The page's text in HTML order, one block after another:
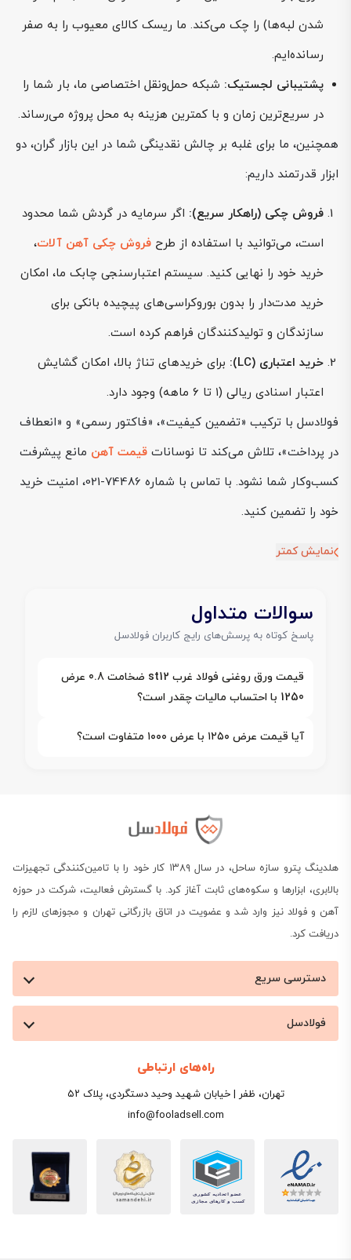
شدن لبه‌ها) را چک می‌کند. ما ریسک کالای معیوب را به صفر
رسانده‌ایم.
پشتیبانی لجستیک: شبکه حمل‌ونقل اختصاصی ما، بار شما را
در سریع‌ترین زمان و با کمترین هزینه به محل پروژه می‌رساند.
همچنین، ما برای غلبه بر چالش نقدینگی شما در این بازار گران، دو
ابزار قدرتمند داریم:
فروش چکی (راهکار سریع): اگر سرمایه در گردش شما محدود
است، می‌توانید با استفاده از طرح فروش چکی آهن آلات،
خرید خود را نهایی کنید. سیستم اعتبارسنجی چابک ما، امکان
خرید مدت‌دار را بدون بوروکراسی‌های پیچیده بانکی برای
سازندگان و تولیدکنندگان فراهم کرده است.
خرید اعتباری (LC):
برای خریدهای تناژ بالا، امکان گشایش
اعتبار اسنادی ریالی (۱ تا ۶ ماهه) وجود دارد.
فولادسل با ترکیب «تضمین کیفیت»، «فاکتور رسمی» و «انعطاف
در پرداخت»، تلاش می‌کند تا نوسانات قیمت آهن مانع پیشرفت
کسب‌وکار شما نشود. با تماس با شماره 74486-021، امنیت خرید
خود را تضمین کنید.
نمایش کمتر
سوالات متداول
پاسخ کوتاه به پرسش‌های رایج کاربران فولادسل
قیمت ورق روغنی فولاد غرب st12 ضخامت 0.8 عرض
1250 با احتساب مالیات چقدر است؟
آیا قیمت عرض ۱۲۵۰ با عرض ۱۰۰۰ متفاوت است؟
هلدینگ پترو سازه ساحل، در سال ۱۳۸۹ کار خود را با تامین‌کنندگی تجهیزات
بالابری، ابزارها و سکوه‌های ثابت آغاز کرد. با گسترش فعالیت، شرکت در حوزه
آهن و فولاد نیز وارد شد و عضویت در اتاق بازرگانی تهران و مجوزهای لازم را
دریافت کرد.
دسترسی سریع
فولادسل
راه‌های ارتباطی
تهران، ظفر | خیابان شهید وحید دستگردی، پلاک ۵۲
info@fooladsell.com